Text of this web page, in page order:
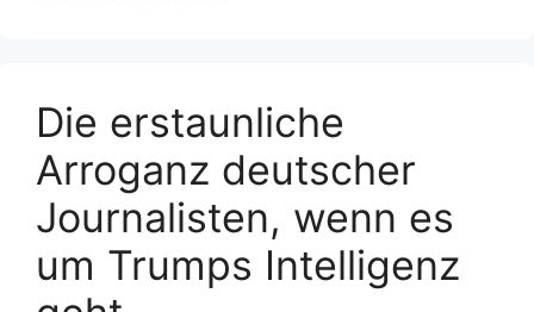
Die erstaunliche
Arroganz deutscher
Journalisten, wenn es
um Trumps Intelligenz